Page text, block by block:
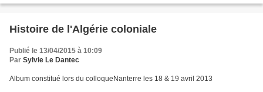
Histoire de l'Algérie coloniale
Publié le 13/04/2015 à 10:09
Par Sylvie Le Dantec
Album constitué lors du colloqueNanterre les 18 & 19 avril 2013